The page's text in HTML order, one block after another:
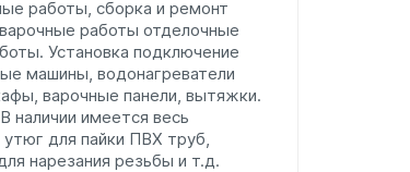
работы, сборка и ремонт
работы отделочные
Установка подключение
машины, водонагреватели
варочные панели, вытяжки.
имеется весь
для пайки ПВХ труб,
нарезания резьбы и т.д.